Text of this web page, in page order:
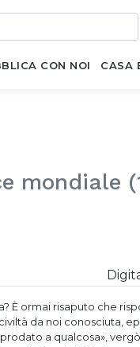
CON NOI CASA
mondiale
È ormai risaputo che
da noi conosciuta,
a qualcosa»,